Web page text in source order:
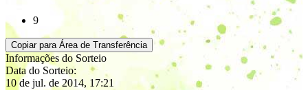
9
Copiar para Área de Transferência
Informações do Sorteio
Data do Sorteio:
10 de jul. de 2014, 17:21